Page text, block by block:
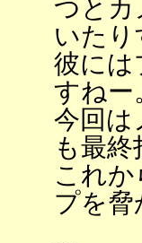
つとカ
いた
彼には
すねー
今回は
も最
これ
プを脅